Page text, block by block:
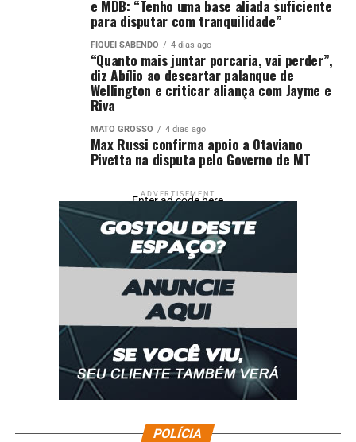
Saiba como votou cada deputado que aprovou o
314 de 2025 –projeto que revoga todo o decreto do
governo que aumentou o IOF(clique nas colunas para
reordenar por nome, partido, UF e voto; para abrir em
clique aqui
e MDB: “Tenho uma base aliada suficiente
para disputar com tranquilidade”
FIQUEI SABENDO 4 dias ago
“Quanto mais juntar porcaria, vai perder”,
diz Abílio ao descartar palanque de
Wellington e criticar aliança com Jayme e
Riva
MATO GROSSO 4 dias ago
Max Russi confirma apoio a Otaviano
Pivetta na disputa pelo Governo de MT
ADVERTISEMENT
Enter ad code here
POLÍCIA